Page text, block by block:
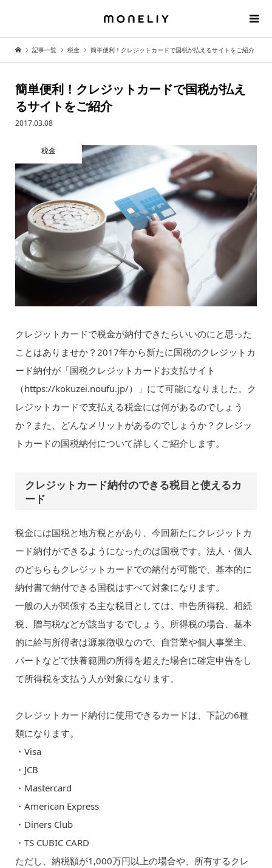
記事一覧 税金 簡単便利！クレジットカードで国税が払えるサイトをご紹介
簡単便利！クレジットカードで国税が払え
るサイトをご紹介
2017.03.08
税金
クレジットカードで税金が納付できたらいいのにと思った
ことはありませか？2017年から新たに国税のクレジットカ
ード納付が「国税クレジットカードお支払サイト
（https://kokuzei.noufu.jp/）」にて可能になりました。ク
レジットカードで支払える税金には何があるのでしょう
か？また、どんなメリットがあるのでしょうか？クレジッ
トカードの国税納付について詳しくご紹介します。
クレジットカード納付のできる税目と使えるカ
ード
税金には国税と地方税とがあり、今回新たにクレジットカ
ード納付ができるようになったのは国税です。法人・個人
のどちらもクレジットカードでの納付が可能で、基本的に
納付書で納付できる国税はすべて対象になります。
一般の人が関係する主な税目としては、申告所得税、相続
税、贈与税などが該当するでしょう。所得税の場合、基本
的に給与所得者は源泉徴収なので、自営業や個人事業主、
パートなどで扶養範囲の所得を超えた場合に確定申告をし
て所得税を支払う人が対象になります。
クレジットカード納付に使用できるカードは、下記の6種
類になります。
・Visa
・JCB
・Mastercard
・American Express
・Diners Club
・TS CUBIC CARD
ただし、納税額が1,000万円以上の場合や、所有するクレ